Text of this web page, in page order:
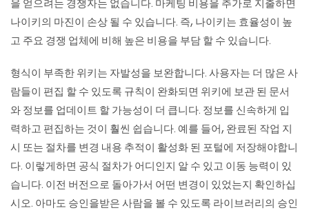
을 얻으려는 경쟁자는 없습니다. 마케팅 비용을 추가로 지출하면
나이키의 마진이 손상 될 수 있습니다. 즉, 나이키는 효율성이 높
고 주요 경쟁 업체에 비해 높은 비용을 부담 할 수 있습니다.
형식이 부족한 위키는 자발성을 보완합니다. 사용자는 더 많은 사
람들이 편집 할 수 있도록 규칙이 완화되면 위키에 보관 된 문서
와 정보를 업데이트 할 가능성이 더 큽니다. 정보를 신속하게 입
력하고 편집하는 것이 훨씬 쉽습니다. 예를 들어, 완료된 작업 지
시 또는 절차를 변경 내용 추적이 활성화 된 포털에 저장해야합니
다. 이렇게하면 공식 절차가 어디인지 알 수 있고 이동 능력이 있
습니다. 이전 버전으로 돌아가서 어떤 변경이 있었는지 확인하십
시오. 아마도 승인을받은 사람을 볼 수 있도록 라이브러리의 승인